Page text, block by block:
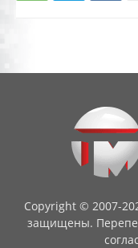
Copyright © 2007-
защищены.